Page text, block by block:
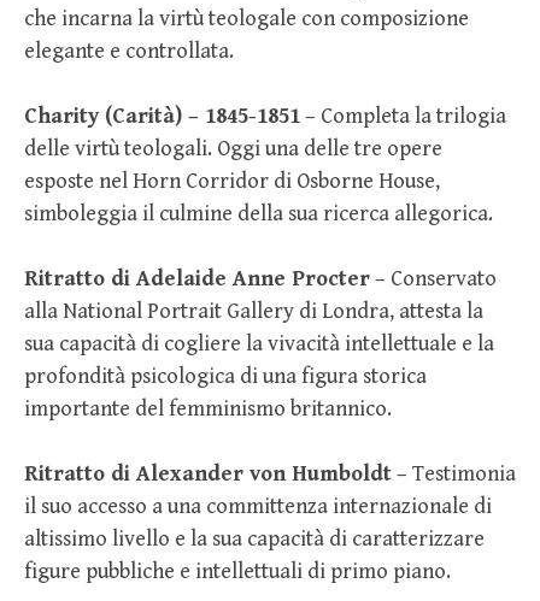
che incarna la virtù teologale con composizione
elegante e controllata.
Charity (Carità) – 1845-1851– Completa la trilogia
delle virtù teologali. Oggi una delle tre opere
esposte nel Horn Corridor di Osborne House,
simboleggia il culmine della sua ricerca allegorica.
Ritratto di Adelaide Anne Procter– Conservato
alla National Portrait Gallery di Londra, attesta la
sua capacità di cogliere la vivacità intellettuale e la
profondità psicologica di una figura storica
importante del femminismo britannico.
Ritratto di Alexander von Humboldt– Testimonia
il suo accesso a una committenza internazionale di
altissimo livello e la sua capacità di caratterizzare
figure pubbliche e intellettuali di primo piano.